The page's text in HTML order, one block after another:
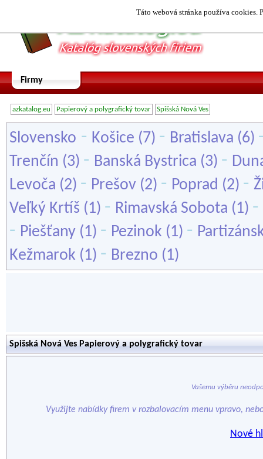
Táto webová stránka používa cookies.
Firmy
azkatalog.eu Papierový a polygrafický tovar Spišská Nová Ves
Slovensko - Košice (7) - Bratislava (6)
Trenčín (3) - Banská Bystrica (3) -
Levoča (2) - Prešov (2) - Poprad (2) -
Veľký Krtíš (1) - Rimavská Sobota (1) -
- Piešťany (1) - Pezinok (1) -
Kežmarok (1) - Brezno (1)
Spišská Nová Ves Papierový a polygrafický tovar
Vašemu výběru
Využijte nabídky firem v rozbalovacím menu vpravo,
Nové